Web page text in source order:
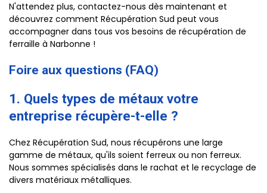
N'attendez plus, contactez-nous dès maintenant et
découvrez comment Récupération Sud peut vous
accompagner dans tous vos besoins de récupération de
ferraille à Narbonne !
Foire aux questions (FAQ)
1. Quels types de métaux votre
entreprise récupère-t-elle ?
Chez Récupération Sud, nous récupérons une large
gamme de métaux, qu'ils soient ferreux ou non ferreux.
Nous sommes spécialisés dans le rachat et le recyclage de
divers matériaux métalliques.